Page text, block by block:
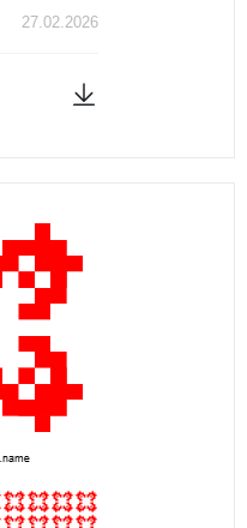
27.02.2026